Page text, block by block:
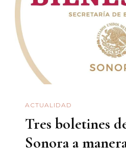
ACTUALIDAD
Tres boletines
Sonora a